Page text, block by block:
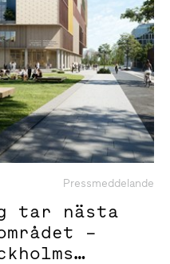
Pressmeddelande
tar nästa
–